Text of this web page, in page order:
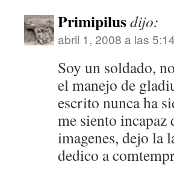
Primipilusdijo:
abril 1, 2008 a las
Soy un soldado,
el manejo de
escrito nunca ha
me siento incapaz
imagenes, dejo la
dedico a